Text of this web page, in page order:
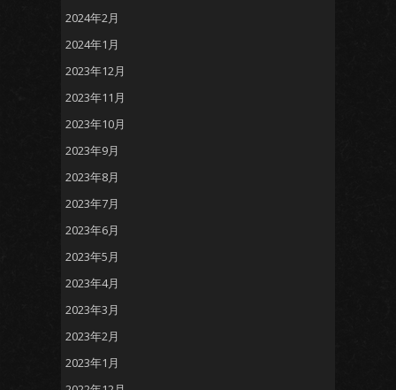
2024年2月
2024年1月
2023年12月
2023年11月
2023年10月
2023年9月
2023年8月
2023年7月
2023年6月
2023年5月
2023年4月
2023年3月
2023年2月
2023年1月